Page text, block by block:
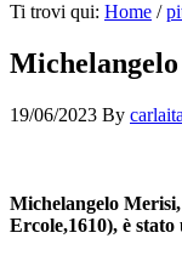
Ti trovi qui: Home /
19/06/2023 By carlaita
Michelangelo
Ercole,1610), è